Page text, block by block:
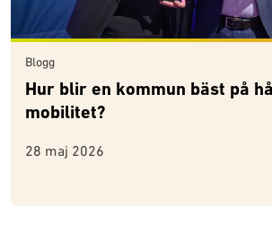
Blogg
Hur blir en kommun bäst på
mobilitet?
28 maj 2026